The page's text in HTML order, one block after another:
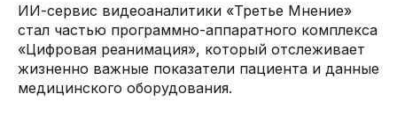
ИИ-сервис видеоаналитики «Третье Мнение»
стал частью программно-аппаратного комплекса
«Цифровая реанимация», который отслеживает
жизненно важные показатели пациента и данные
медицинского оборудования.